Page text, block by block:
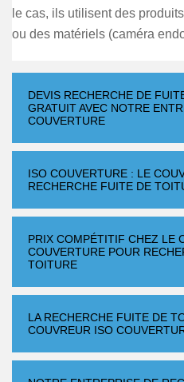
le cas, ils utilisent des
ou des matériels (caméra
DEVIS RECHERCHE DE
GRATUIT AVEC NOTRE
COUVERTURE
ISO COUVERTURE : LE
RECHERCHE FUITE DE
PRIX COMPÉTITIF CHEZ LE
COUVERTURE POUR
TOITURE
LA RECHERCHE FUITE DE
COUVREUR ISO